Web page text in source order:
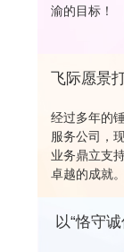
渝的目标！
飞际愿景
经过多年的
服务公司，
业务鼎立支
卓越的成就。
以“恪守